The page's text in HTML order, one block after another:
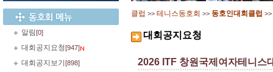
알림[0]
대회공지요청[947]
대회공지보기 [898]
클럽 >> 테니스동호회 >> 동호인대회클럽 >>
대회공지요청
2026 ITF 창원국제여자테니스